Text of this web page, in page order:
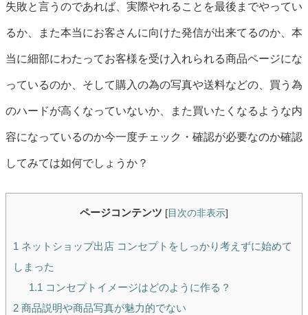
失敗と言うのであれば、実際やれることを最後までやってい
るか、また本当にお客さんに向けた発信が出来てるのか、本
当に細部にわたってお客様を受け入れられる商品ページにな
っているのか、そして購入の為の写真や送料などの、買う為
のハードが高くなっていないか、また買いたくなるような内
容になっているのか今一度チェック・確認が必要なのか確認
してみては如何でしょうか？
ページコンテンツ [ 目次の非表示]
1 ネットショップ出店 コンセプトをしっかり考えずに始めて
しまった
1.1 コンセプトイメージはどのように作る？
2 商品説明や商品写真が魅力的でない